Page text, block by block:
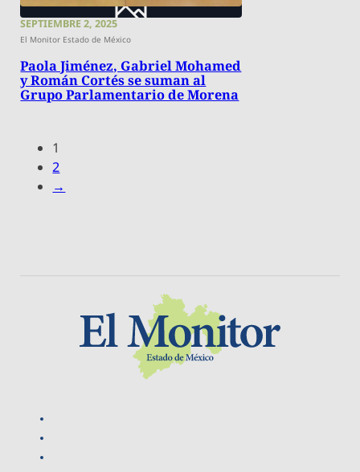
SEPTIEMBRE 2, 2025
El Monitor Estado de México
Paola Jiménez, Gabriel Mohamed
y Román Cortés se suman al
Grupo Parlamentario de Morena
1
2
→